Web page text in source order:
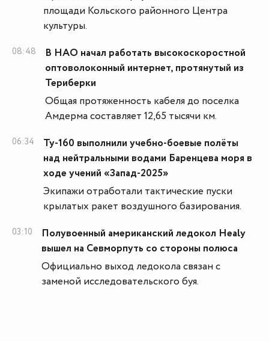
площади Кольского районного Центра
культуры.
08:48
В НАО начал работать высокоскоростной
оптоволоконный интернет, протянутый из
Териберки
Общая протяженность кабеля до поселка
Амдерма составляет 12,65 тысячи км.
06:34
Ту-160 выполнили учебно-боевые полёты
над нейтральными водами Баренцева моря в
ходе учений «Запад-2025»
Экипажи отработали тактические пуски
крылатых ракет воздушного базирования.
03:10
Полувоенный американский ледокол Healy
вышел на Севморпуть со стороны полюса
Официально выход ледокола связан с
заменой исследовательского буя.